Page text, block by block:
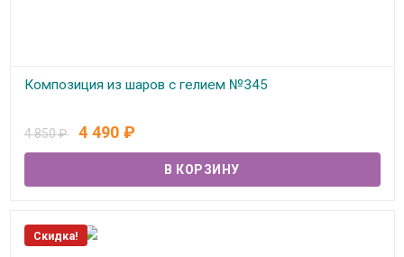
Композиция из шаров с гелием №345
4 850₽ 4 490 ₽
Скидка!